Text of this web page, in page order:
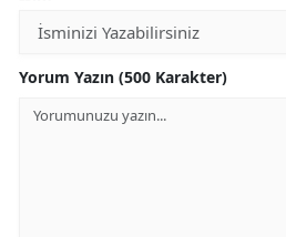
Yorum Yazın (500 Karakter)